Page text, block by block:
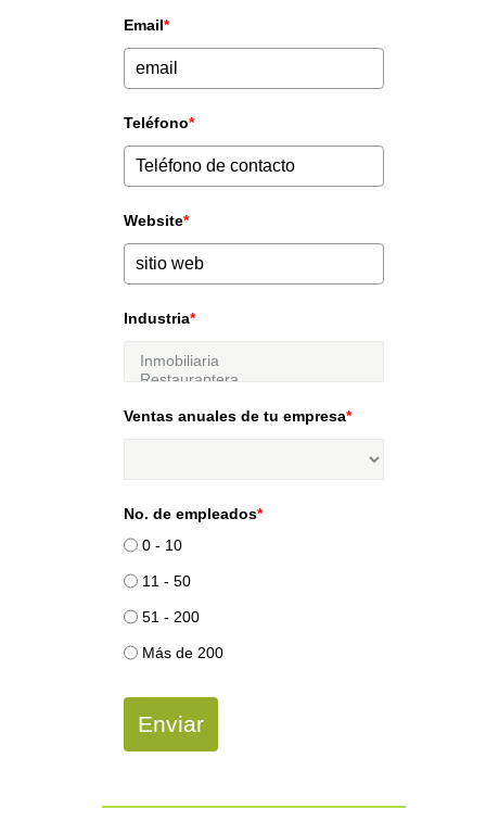
Email*
Teléfono*
Website*
Industria*
Ventas anuales de tu empresa*
No. de empleados*
0 - 10
11 - 50
51 - 200
Más de 200
Enviar